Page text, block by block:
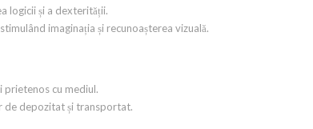
logicii și a dexterității.
imaginația și recunoașterea vizuală.
prietenos cu mediul.
de depozitat și transportat.